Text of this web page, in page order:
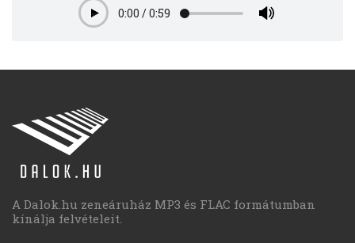
Play0:00 /0:59
A Dalok.hu zeneáruház MP3 és FLAC formátumban
kínálja felvételeit.